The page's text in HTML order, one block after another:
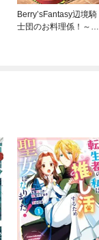
Berry’sFantasy辺境騎
士団のお料理係！～捨